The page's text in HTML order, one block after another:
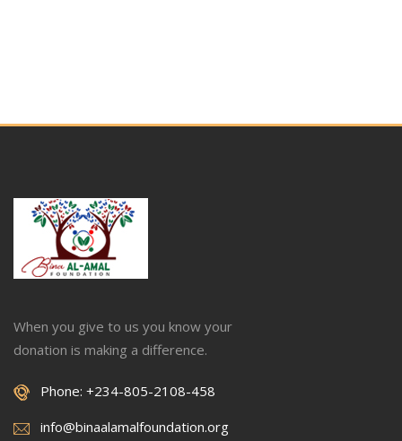
When you give to us you know your
donation is making a difference.
Phone: +234-805-2108-458
info@binaalamalfoundation.org